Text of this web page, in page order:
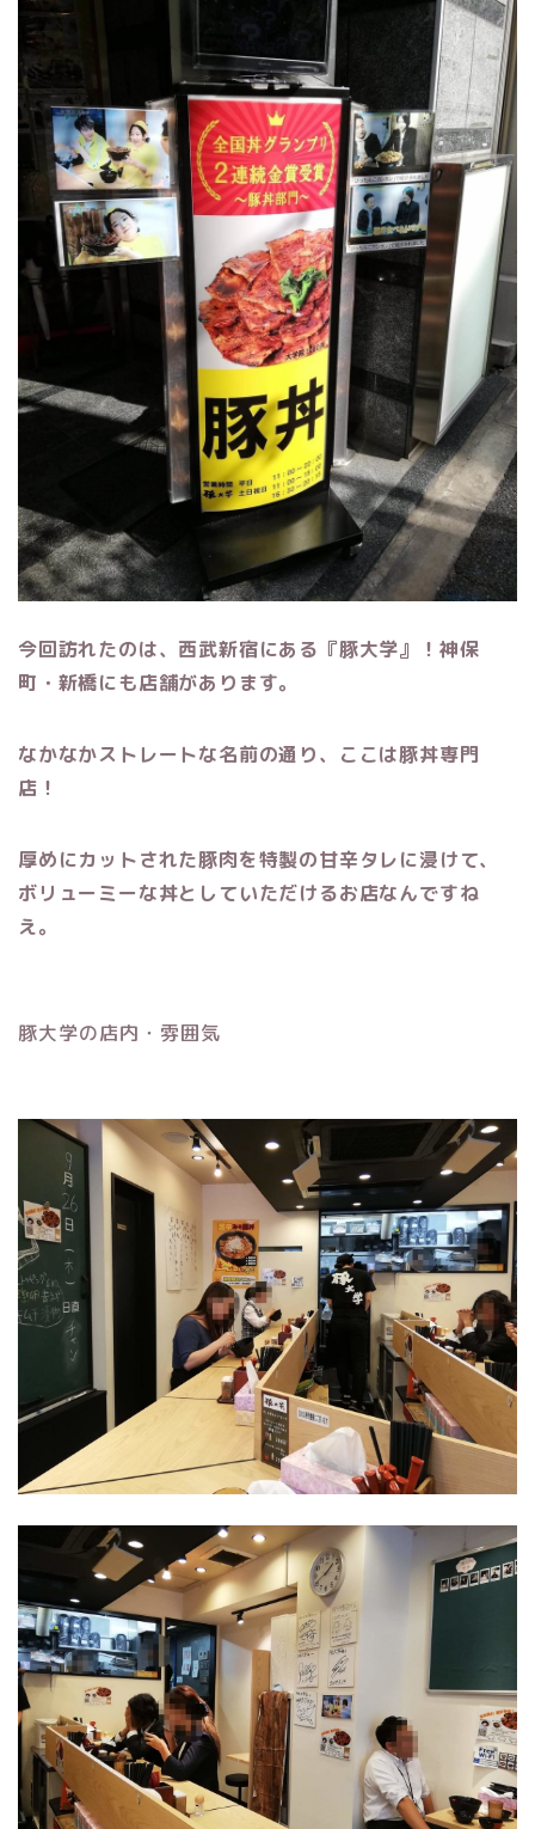
今回訪れたのは、西武新宿にある『豚大学』！神保
町・新橋にも店舗があります。
なかなかストレートな名前の通り、ここは豚丼専門
店！
厚めにカットされた豚肉を特製の甘辛タレに浸けて、
ボリューミーな丼としていただけるお店なんですね
え。
豚大学の店内・雰囲気